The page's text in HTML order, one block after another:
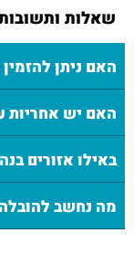
שאלות
האם ניתן
האם יש אחריות
באילו אזורים
מה נחשב